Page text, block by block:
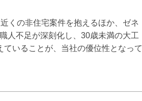
くの非住宅案件を抱えるほか、ゼネ
人不足が深刻化し、30歳未満の大工
いることが、当社の優位性となって